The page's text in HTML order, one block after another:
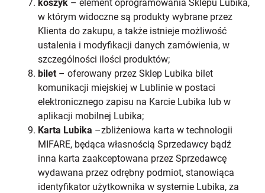
koszyk – element oprogramowania Sklepu Lubika,
w którym widoczne są produkty wybrane przez
Klienta do zakupu, a także istnieje możliwość
ustalenia i modyfikacji danych zamówienia, w
szczególności ilości produktów;
bilet – oferowany przez Sklep Lubika bilet
komunikacji miejskiej w Lublinie w postaci
elektronicznego zapisu na Karcie Lubika lub w
aplikacji mobilnej Lubika;
Karta Lubika –zbliżeniowa karta w technologii
MIFARE, będąca własnością Sprzedawcy bądź
inna karta zaakceptowana przez Sprzedawcę
wydawana przez odrębny podmiot, stanowiąca
identyfikator użytkownika w systemie Lubika, za